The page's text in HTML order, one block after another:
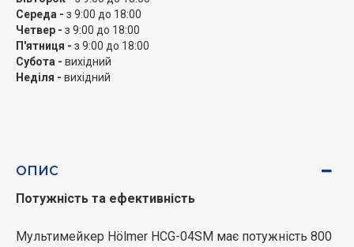
створення улюбленого з дитинства печива
"горішки" з різноманітними начинками.
Безпека та зручність
ручка з фіксатором забезпечує комфортне та
Середа - з 9:00 до 18:00
Четвер - з 9:00 до 18:00
П'ятниця - з 9:00 до 18:00
Субота - вихідний
Неділя - вихідний
ОПИС
Потужність та ефективність
Мультимейкер Hölmer HCG-04SM має потужність 800